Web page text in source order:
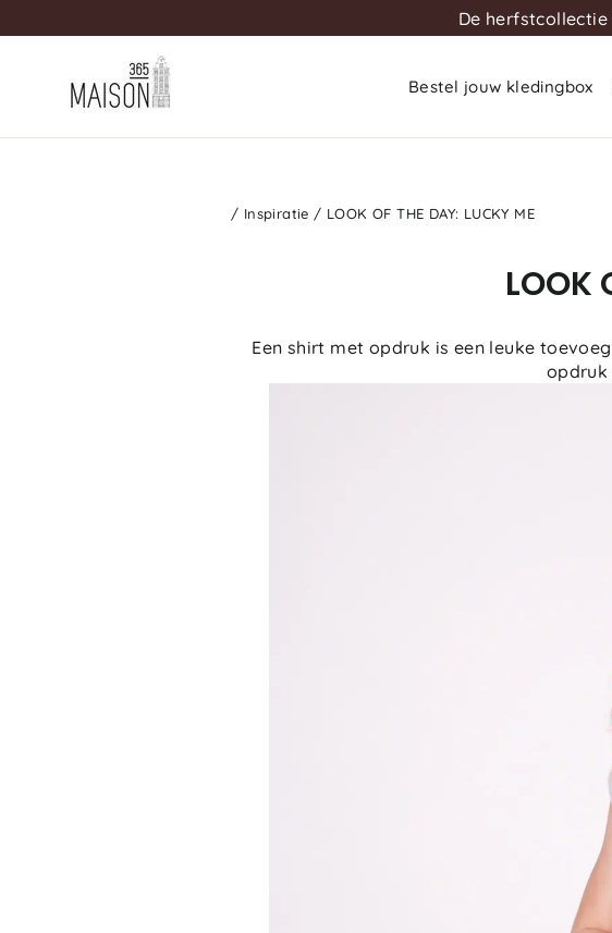
De
Bestel jouw kledingbox
/ Inspiratie / LOOK OF THE DAY: LUCKY ME
LOOK
Een shirt met opdruk is een leuke
opdruk